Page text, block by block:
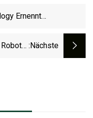
Ernennt
:nächste